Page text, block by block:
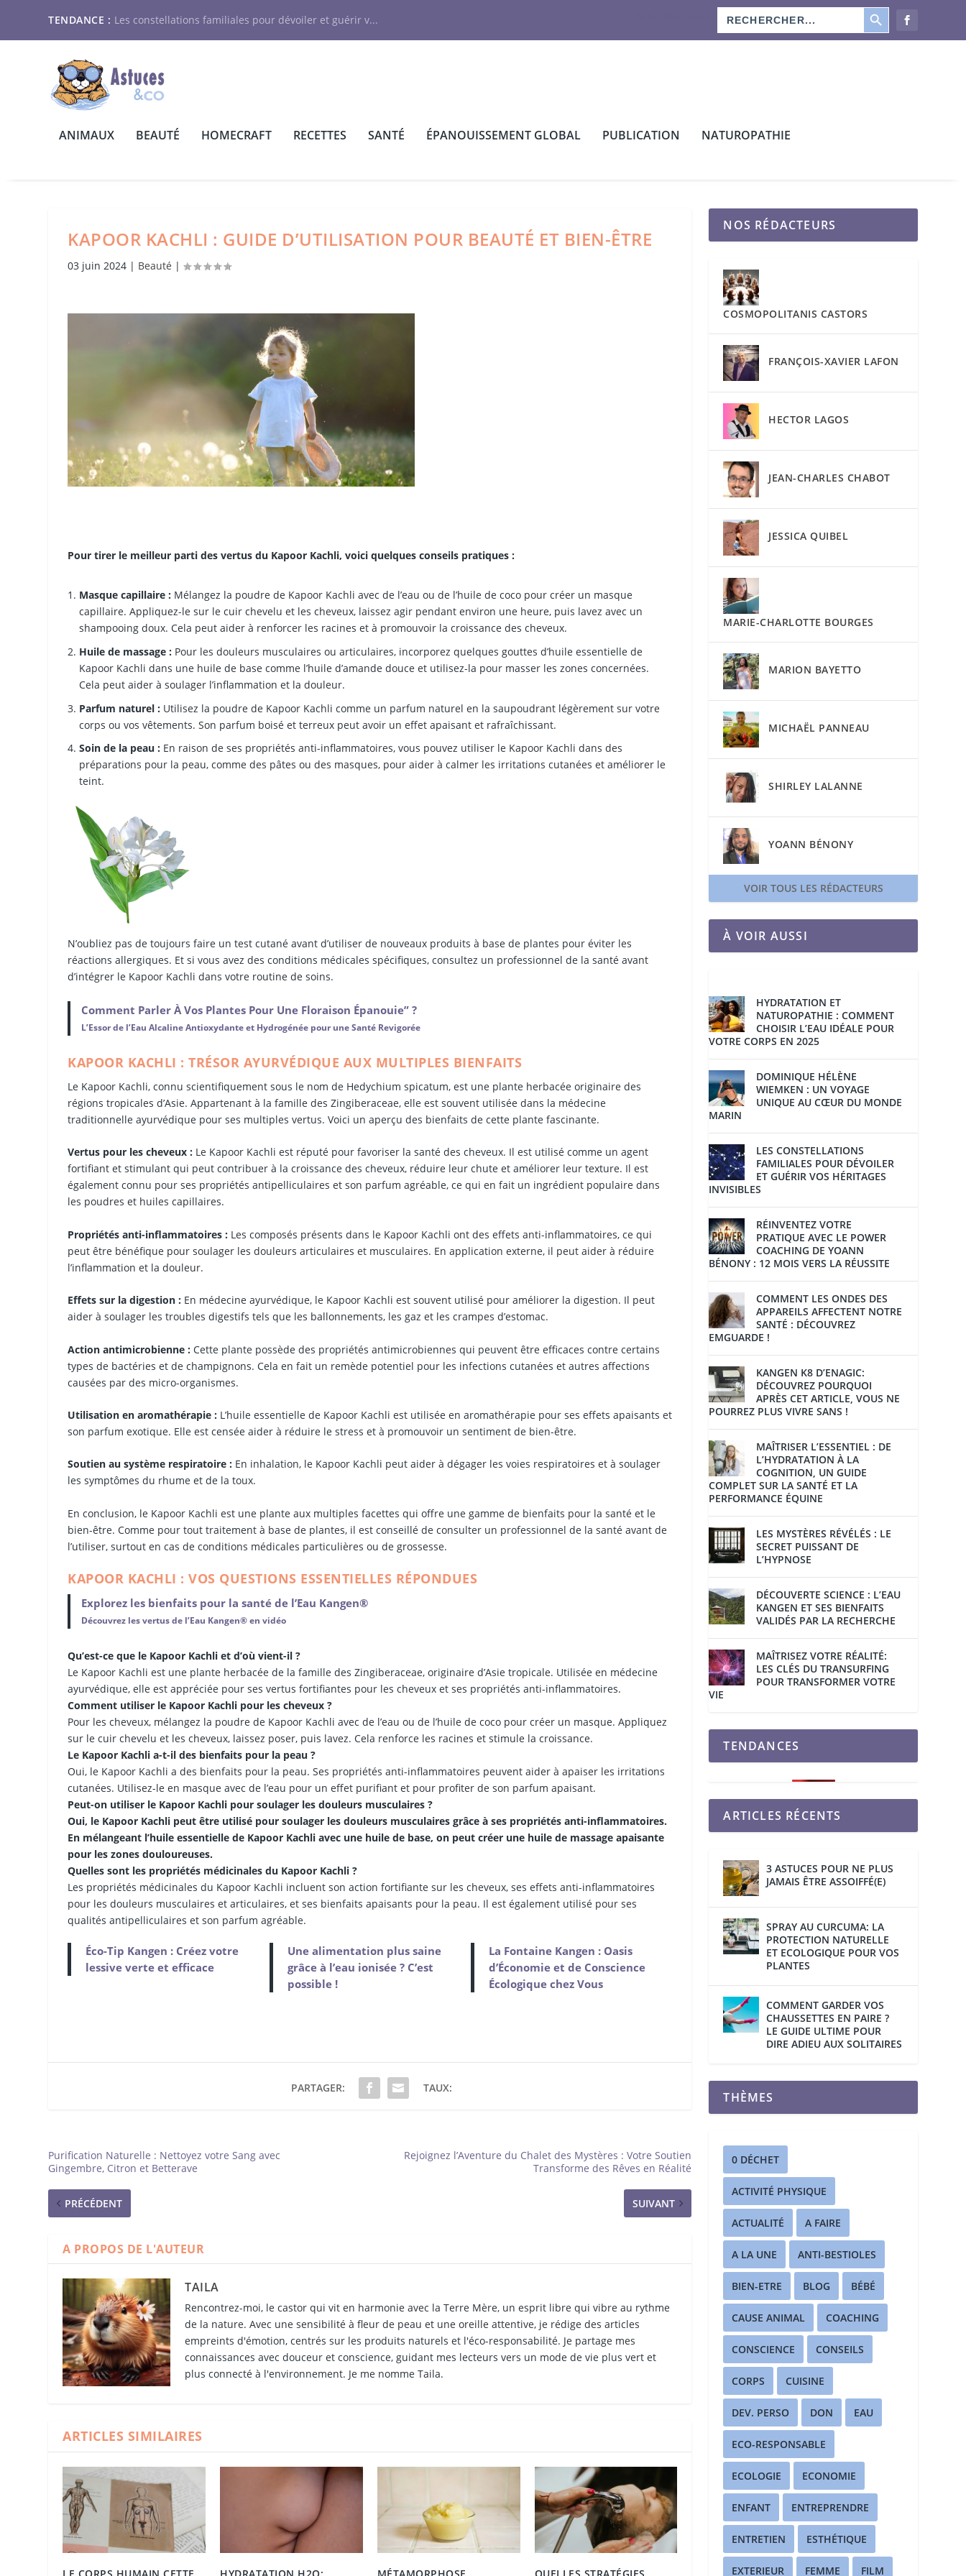
TENDANCE : Les constellations familiales pour dévoiler et guérir v...
Search
for:
SEARCH BUTTON
ANIMAUX BEAUTÉ HOMECRAFT RECETTES SANTÉ ÉPANOUISSEMENT GLOBAL PUBLICATION NATUROPATHIE
KAPOOR KACHLI : GUIDE D’UTILISATION POUR BEAUTÉ ET BIEN-ÊTRE
03 juin 2024 | Beauté |
Pour tirer le meilleur parti des vertus du Kapoor Kachli, voici quelques conseils pratiques :
Masque capillaire : Mélangez la poudre de Kapoor Kachli avec de l’eau ou de l’huile de coco pour créer un masque
capillaire. Appliquez-le sur le cuir chevelu et les cheveux, laissez agir pendant environ une heure, puis lavez avec un
shampooing doux. Cela peut aider à renforcer les racines et à promouvoir la croissance des cheveux.
Huile de massage : Pour les douleurs musculaires ou articulaires, incorporez quelques gouttes d’huile essentielle de
Kapoor Kachli dans une huile de base comme l’huile d’amande douce et utilisez-la pour masser les zones concernées.
Cela peut aider à soulager l’inflammation et la douleur.
Parfum naturel : Utilisez la poudre de Kapoor Kachli comme un parfum naturel en la saupoudrant légèrement sur votre
corps ou vos vêtements. Son parfum boisé et terreux peut avoir un effet apaisant et rafraîchissant.
Soin de la peau : En raison de ses propriétés anti-inflammatoires, vous pouvez utiliser le Kapoor Kachli dans des
préparations pour la peau, comme des pâtes ou des masques, pour aider à calmer les irritations cutanées et améliorer le
teint.
N’oubliez pas de toujours faire un test cutané avant d’utiliser de nouveaux produits à base de plantes pour éviter les
réactions allergiques. Et si vous avez des conditions médicales spécifiques, consultez un professionnel de la santé avant
d’intégrer le Kapoor Kachli dans votre routine de soins.
Comment Parler À Vos Plantes Pour Une Floraison Épanouie” ?
L’Essor de l’Eau Alcaline Antioxydante et Hydrogénée pour une Santé Revigorée
KAPOOR KACHLI : TRÉSOR AYURVÉDIQUE AUX MULTIPLES BIENFAITS
Le Kapoor Kachli, connu scientifiquement sous le nom de Hedychium spicatum, est une plante herbacée originaire des
régions tropicales d’Asie. Appartenant à la famille des Zingiberaceae, elle est souvent utilisée dans la médecine
traditionnelle ayurvédique pour ses multiples vertus. Voici un aperçu des bienfaits de cette plante fascinante.
Vertus pour les cheveux : Le Kapoor Kachli est réputé pour favoriser la santé des cheveux. Il est utilisé comme un agent
fortifiant et stimulant qui peut contribuer à la croissance des cheveux, réduire leur chute et améliorer leur texture. Il est
également connu pour ses propriétés antipelliculaires et son parfum agréable, ce qui en fait un ingrédient populaire dans
les poudres et huiles capillaires.
Propriétés anti-inflammatoires : Les composés présents dans le Kapoor Kachli ont des effets anti-inflammatoires, ce qui
peut être bénéfique pour soulager les douleurs articulaires et musculaires. En application externe, il peut aider à réduire
l’inflammation et la douleur.
Effets sur la digestion : En médecine ayurvédique, le Kapoor Kachli est souvent utilisé pour améliorer la digestion. Il peut
aider à soulager les troubles digestifs tels que les ballonnements, les gaz et les crampes d’estomac.
Action antimicrobienne : Cette plante possède des propriétés antimicrobiennes qui peuvent être efficaces contre certains
types de bactéries et de champignons. Cela en fait un remède potentiel pour les infections cutanées et autres affections
causées par des micro-organismes.
Utilisation en aromathérapie : L’huile essentielle de Kapoor Kachli est utilisée en aromathérapie pour ses effets apaisants et
son parfum exotique. Elle est censée aider à réduire le stress et à promouvoir un sentiment de bien-être.
Soutien au système respiratoire : En inhalation, le Kapoor Kachli peut aider à dégager les voies respiratoires et à soulager
les symptômes du rhume et de la toux.
En conclusion, le Kapoor Kachli est une plante aux multiples facettes qui offre une gamme de bienfaits pour la santé et le
bien-être. Comme pour tout traitement à base de plantes, il est conseillé de consulter un professionnel de la santé avant de
l’utiliser, surtout en cas de conditions médicales particulières ou de grossesse.
KAPOOR KACHLI : VOS QUESTIONS ESSENTIELLES RÉPONDUES
Explorez les bienfaits pour la santé de l’Eau Kangen®
Découvrez les vertus de l’Eau Kangen® en vidéo
Qu’est-ce que le Kapoor Kachli et d’où vient-il ?
Le Kapoor Kachli est une plante herbacée de la famille des Zingiberaceae, originaire d’Asie tropicale. Utilisée en médecine
ayurvédique, elle est appréciée pour ses vertus fortifiantes pour les cheveux et ses propriétés anti-inflammatoires.
Comment utiliser le Kapoor Kachli pour les cheveux ?
Pour les cheveux, mélangez la poudre de Kapoor Kachli avec de l’eau ou de l’huile de coco pour créer un masque. Appliquez
sur le cuir chevelu et les cheveux, laissez poser, puis lavez. Cela renforce les racines et stimule la croissance.
Le Kapoor Kachli a-t-il des bienfaits pour la peau ?
Oui, le Kapoor Kachli a des bienfaits pour la peau. Ses propriétés anti-inflammatoires peuvent aider à apaiser les irritations
cutanées. Utilisez-le en masque avec de l’eau pour un effet purifiant et pour profiter de son parfum apaisant.
Peut-on utiliser le Kapoor Kachli pour soulager les douleurs musculaires ?
Oui, le Kapoor Kachli peut être utilisé pour soulager les douleurs musculaires grâce à ses propriétés anti-inflammatoires.
En mélangeant l’huile essentielle de Kapoor Kachli avec une huile de base, on peut créer une huile de massage apaisante
pour les zones douloureuses.
Quelles sont les propriétés médicinales du Kapoor Kachli ?
Les propriétés médicinales du Kapoor Kachli incluent son action fortifiante sur les cheveux, ses effets anti-inflammatoires
pour les douleurs musculaires et articulaires, et ses bienfaits apaisants pour la peau. Il est également utilisé pour ses
qualités antipelliculaires et son parfum agréable.
Éco-Tip Kangen : Créez votre
lessive verte et efficace
Une alimentation plus saine
grâce à l’eau ionisée ? C’est
possible !
La Fontaine Kangen : Oasis
d’Économie et de Conscience
Écologique chez Vous
PARTAGER: TAUX:
Purification Naturelle : Nettoyez votre Sang avec
Gingembre, Citron et Betterave
PRÉCÉDENT
Rejoignez l’Aventure du Chalet des Mystères : Votre Soutien
Transforme des Rêves en Réalité
SUIVANT
A PROPOS DE L'AUTEUR
TAILA
Rencontrez-moi, le castor qui vit en harmonie avec la Terre Mère, un esprit libre qui vibre au rythme
de la nature. Avec une sensibilité à fleur de peau et une oreille attentive, je rédige des articles
empreints d'émotion, centrés sur les produits naturels et l'éco-responsabilité. Je partage mes
connaissances avec douceur et conscience, guidant mes lecteurs vers un mode de vie plus vert et
plus connecté à l'environnement. Je me nomme Taila.
ARTICLES SIMILAIRES
NOS RÉDACTEURS
COSMOPOLITANIS CASTORS
FRANÇOIS-XAVIER LAFON
HECTOR LAGOS
JEAN-CHARLES CHABOT
JESSICA QUIBEL
MARIE-CHARLOTTE BOURGES
MARION BAYETTO
MICHAËL PANNEAU
SHIRLEY LALANNE
YOANN BÉNONY
VOIR TOUS LES RÉDACTEURS
À VOIR AUSSI
HYDRATATION ET
NATUROPATHIE : COMMENT
CHOISIR L’EAU IDÉALE POUR
VOTRE CORPS EN 2025
DOMINIQUE HÉLÈNE
WIEMKEN : UN VOYAGE
UNIQUE AU CŒUR DU MONDE
MARIN
LES CONSTELLATIONS
FAMILIALES POUR DÉVOILER
ET GUÉRIR VOS HÉRITAGES
INVISIBLES
RÉINVENTEZ VOTRE
PRATIQUE AVEC LE POWER
COACHING DE YOANN
BÉNONY : 12 MOIS VERS LA RÉUSSITE
COMMENT LES ONDES DES
APPAREILS AFFECTENT NOTRE
SANTÉ : DÉCOUVREZ
EMGUARDE !
KANGEN K8 D’ENAGIC:
DÉCOUVREZ POURQUOI
APRÈS CET ARTICLE, VOUS NE
POURREZ PLUS VIVRE SANS !
MAÎTRISER L’ESSENTIEL : DE
L’HYDRATATION À LA
COGNITION, UN GUIDE
COMPLET SUR LA SANTÉ ET LA
PERFORMANCE ÉQUINE
LES MYSTÈRES RÉVÉLÉS : LE
SECRET PUISSANT DE
L’HYPNOSE
DÉCOUVERTE SCIENCE : L’EAU
KANGEN ET SES BIENFAITS
VALIDÉS PAR LA RECHERCHE
MAÎTRISEZ VOTRE RÉALITÉ:
LES CLÉS DU TRANSURFING
POUR TRANSFORMER VOTRE
VIE
TENDANCES
ARTICLES RÉCENTS
3 ASTUCES POUR NE PLUS
JAMAIS ÊTRE ASSOIFFÉ(E)
SPRAY AU CURCUMA: LA
PROTECTION NATURELLE
ET ECOLOGIQUE POUR VOS
PLANTES
COMMENT GARDER VOS
CHAUSSETTES EN PAIRE ?
LE GUIDE ULTIME POUR
DIRE ADIEU AUX SOLITAIRES
THÈMES
0 DÉCHET
ACTIVITÉ PHYSIQUE
ACTUALITÉ A FAIRE
A LA UNE ANTI-BESTIOLES
BIEN-ETRE BLOG BÉBÉ
CAUSE ANIMAL COACHING
CONSCIENCE CONSEILS
CORPS CUISINE
DEV. PERSO DON EAU
ECO-RESPONSABLE
ECOLOGIE ECONOMIE
ENFANT ENTREPRENDRE
ENTRETIEN ESTHÉTIQUE
EXTERIEUR FEMME FILM